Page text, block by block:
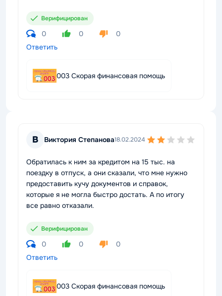
Верифицирован
0 0
0
Ответить
003 Скорая финансовая помощь
В Виктория Степанова18.02.2024
Обратилась к ним за кредитом на 15 тыс. на
поездку в отпуск, а они сказали, что мне нужно
предоставить кучу документов и справок,
которые я не могла быстро достать. А по итогу
все равно отказали.
Верифицирован
0 0
0
Ответить
003 Скорая финансовая помощь